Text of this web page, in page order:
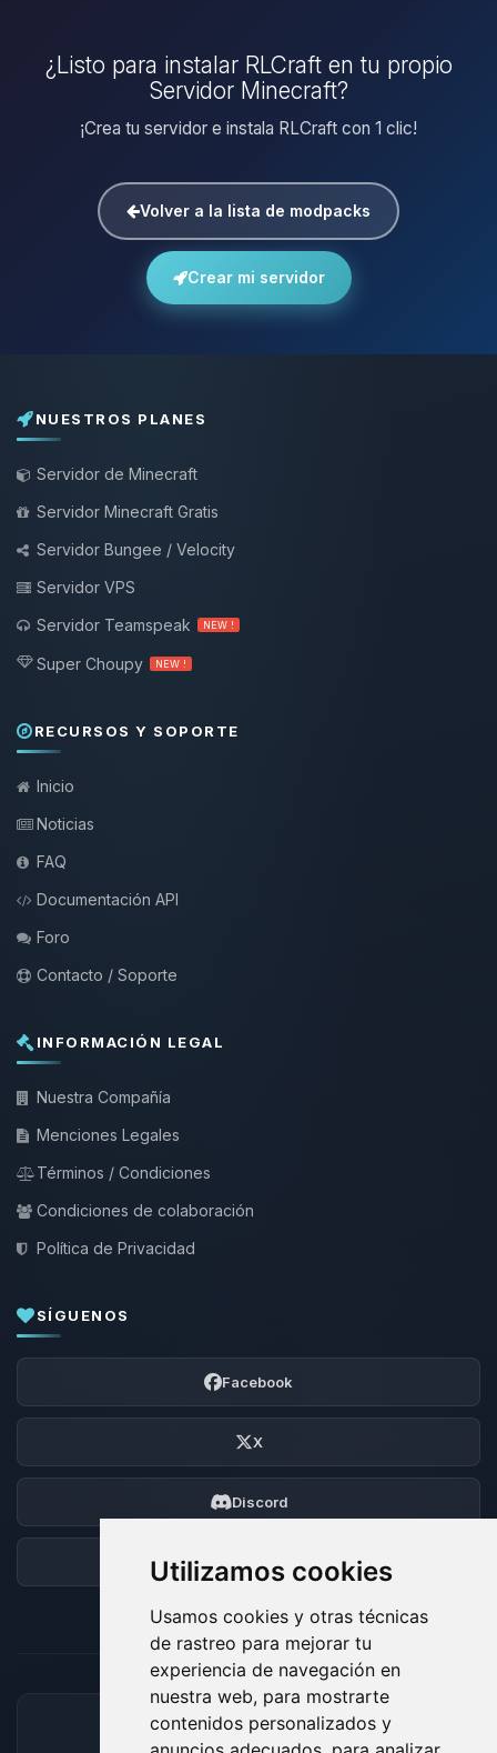
Utilizamos cookies
Usamos cookies y otras técnicas
de rastreo para mejorar tu
experiencia de navegación en
nuestra web, para mostrarte
contenidos personalizados y
¿Listo para instalar RLCraft en tu propio
Servidor Minecraft?
¡Crea tu servidor e instala RLCraft con 1 clic!
Volver a la lista de modpacks
Crear mi servidor
NUESTROS PLANES
Servidor de Minecraft
Servidor Minecraft Gratis
Servidor Bungee / Velocity
Servidor VPS
Servidor Teamspeak
NEW !
Super Choupy NEW !
RECURSOS Y SOPORTE
Inicio
Noticias
FAQ
Documentación API
Foro
Contacto / Soporte
INFORMACIÓN LEGAL
Nuestra Compañía
Menciones Legales
Términos / Condiciones
Condiciones de colaboración
Política de Privacidad
SÍGUENOS
Facebook
X
Discord
Foro
MÉTODOS DE PAGO ACEPTADOS